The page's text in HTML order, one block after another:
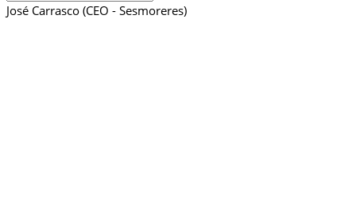
por:
José Carrasco (CEO - Sesmoreres)